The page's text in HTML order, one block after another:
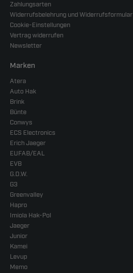
Zahlungsarten
Widerrufsbelehrung und Widerrufsformular
Cookie-Einstellungen
Vertrag widerrufen
Newsletter
Marken
Atera
Auto Hak
Brink
Bünte
Conwys
ECS Electronics
Erich Jaeger
EUFAB/EAL
EVB
G.D.W.
G3
Greenvalley
Hapro
Imiola Hak-Pol
Jaeger
Junior
Kamei
Levup
Memo